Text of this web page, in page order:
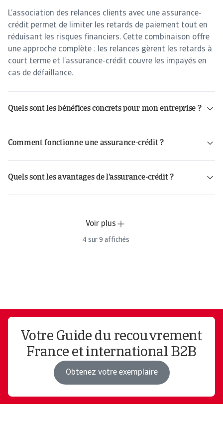
L’association des relances clients avec une assurance-
crédit permet de limiter les retards de paiement tout en
réduisant les risques financiers. Cette combinaison offre
une approche complète : les relances gèrent les retards à
court terme et l’assurance-crédit couvre les impayés en
cas de défaillance.
Quels sont les bénéfices concrets pour mon entreprise ?
Comment fonctionne une assurance-crédit ?
Quels sont les avantages de l'assurance-crédit ?
Voir plus
4 sur 9 affichés
Votre Guide du recouvrement
France et international B2B
Obtenez votre exemplaire